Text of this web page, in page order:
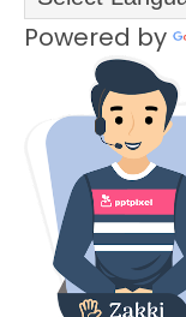
Powered by